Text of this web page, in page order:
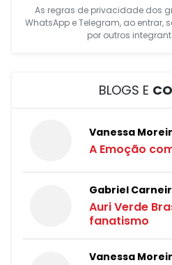
As regras de privacidade dos
WhatsApp e Telegram, ao entrar,
por outros
BLOGS E
Vanessa
A Emoção
Gabriel
Auri Verde
fanatismo
Vanessa